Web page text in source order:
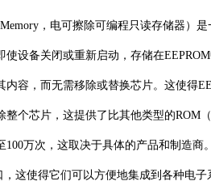
Memory，电可擦除可编程只读存储器
设备关闭或重新启动，存储在EEPROM
容，而无需移除或替换芯片。这使
个芯片，这提供了比其他类型的ROM
万次，这取决于具体的产品和制造商。
这使得它们可以方便地集成到各种电子